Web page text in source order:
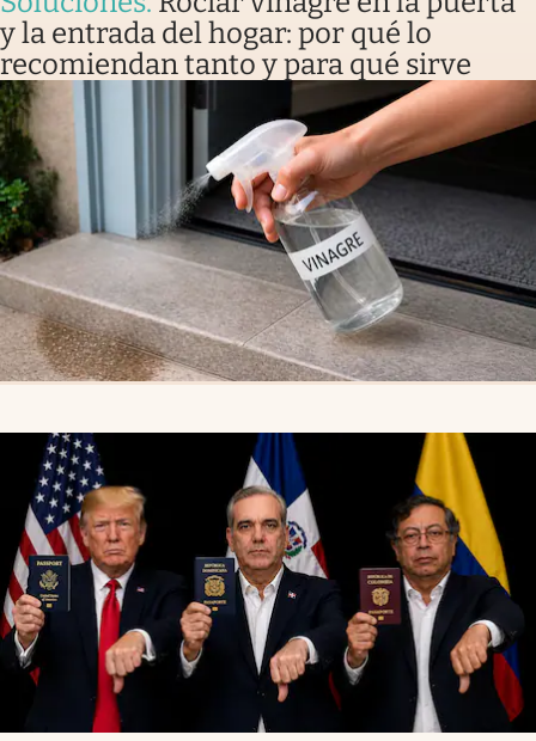
y la entrada del hogar: por qué lo
recomiendan tanto y para qué sirve